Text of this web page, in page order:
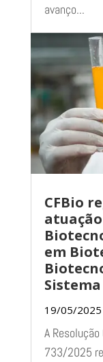
avanço...
CFBio
em
Sistema
19/05/2025
A Resolução
733/2025